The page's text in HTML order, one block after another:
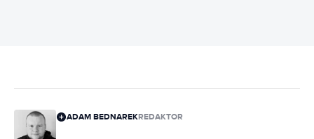
ADAM BEDNAREKREDAKTOR